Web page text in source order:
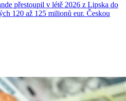
přestoupil v létě 2026 z Lipska do
120 až 125 milionů eur. Českou